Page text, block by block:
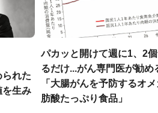
られた
を生み
パカッと開けて週に1、2
るだけ...がん専門医が勧め
「大腸がんを予防するオ
肪酸たっぷり食品」